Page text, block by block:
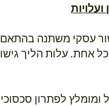
עסקי משתנה
אחת. עלות הליך
ומומלץ לפתרון